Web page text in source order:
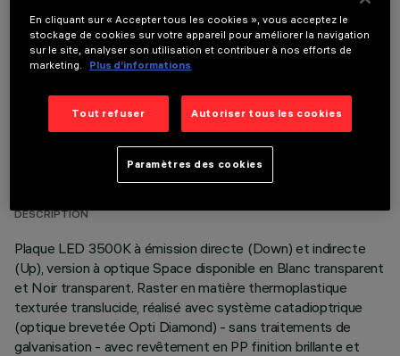
COMPOSANTS OPTIONNELS
DONNÉES TECHNIQUES
DERNIÈRE MISE À JOUR: 02/08/2026
DESCRIPTION
Plaque LED 3500K à émission directe (Down) et indirecte
(Up), version à optique Space disponible en Blanc transparent
et Noir transparent. Raster en matière thermoplastique
texturée translucide, réalisé avec système catadioptrique
(optique brevetée Opti Diamond) - sans traitements de
galvanisation - avec revêtement en PP finition brillante et
En cliquant sur « Accepter tous les cookies », vous acceptez le
stockage de cookies sur votre appareil pour améliorer la navigation
sur le site, analyser son utilisation et contribuer à nos efforts de
marketing.
Plus d’informations
Tout refuser Autoriser tous les cookies
Paramètres des cookies